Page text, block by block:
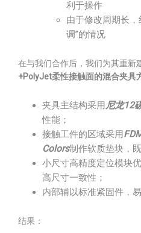
利于操作
由于修改周期长
调”的情况
在与我们合作后，我们为其重新
+PolyJet柔性接触面的混合夹具
夹具主结构采用尼龙12
性能；
接触工件的区域采用
Colors制作软质垫块，
小尺寸高精度定位模块
高尺寸一致性；
内部辅以标准紧固件，
结果：